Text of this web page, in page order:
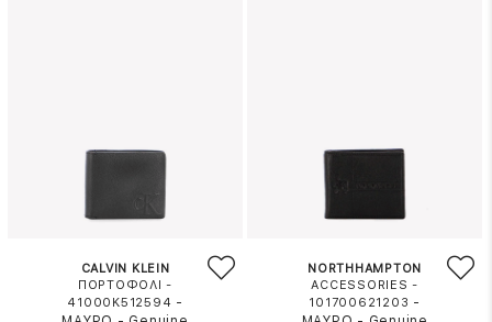
CALVIN KLEIN
ΠΟΡΤΟΦΟΛΙ -
41000K512594 -
NORTHHAMPTON
ACCESSORIES -
101700621203 -